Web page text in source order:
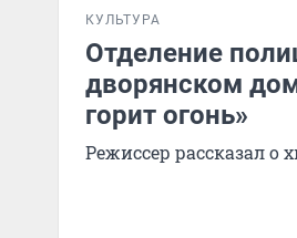
КУЛЬТУРА
Отделение
дворянском
горит огонь»
Режиссер рассказал о